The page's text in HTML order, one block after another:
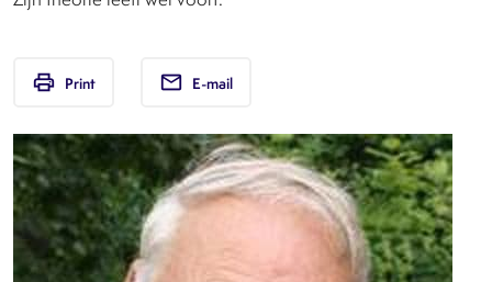
print Print email E-mail